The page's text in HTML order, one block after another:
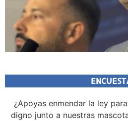
¿Apoyas enmendar la ley
digno junto a nuestras